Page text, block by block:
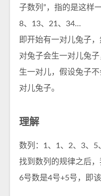
子数列”，指的是这样
8、13、21、34…
即开始有一对儿兔子
对兔子会生一对儿兔
生一对儿，假设兔子
对儿兔子。
理解
数列：1、1、2、3、
找到数列的规律之后，
6号数是4号+5号，即